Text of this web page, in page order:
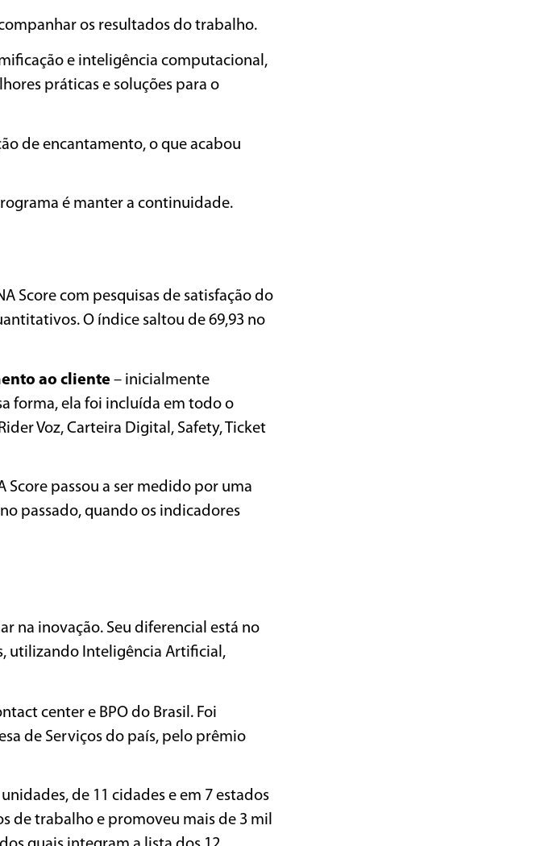
os resultados do trabalho.
e inteligência computacional,
práticas e soluções para o
de encantamento, o que acabou
é manter a continuidade.
Score com pesquisas de satisfação do
O índice saltou de 69,93 no
ao cliente– inicialmente
forma, ela foi incluída em todo o
Voz, Carteira Digital, Safety, Ticket
passou a ser medido por uma
passado, quando os indicadores
na inovação. Seu diferencial está no
utilizando Inteligência Artificial,
center e BPO do Brasil. Foi
de Serviços do país, pelo prêmio
de 11 cidades e em 7 estados
de trabalho e promoveu mais de 3 mil